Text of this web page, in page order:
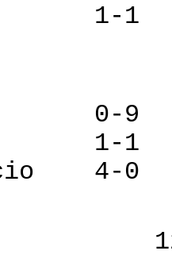
1-1
0-9
1-1
4-0
12